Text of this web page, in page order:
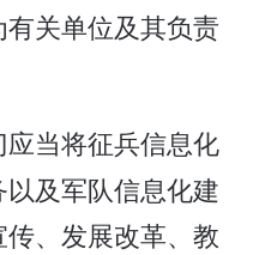
关单位及其负责
当将征兵信息化
及军队信息化建
、发展改革、教